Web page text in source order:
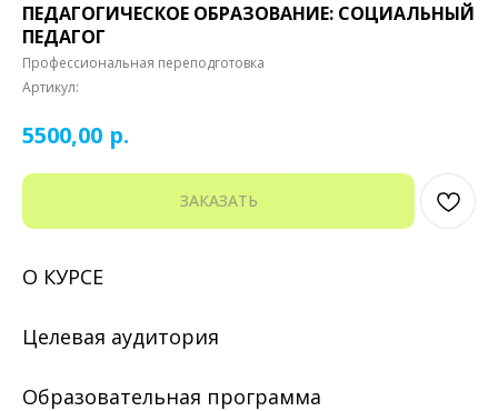
ПЕДАГОГИЧЕСКОЕ ОБРАЗОВАНИЕ: СОЦИАЛЬНЫЙ
ПЕДАГОГ
Профессиональная переподготовка
Артикул:
5500,00 р.
ЗАКАЗАТЬ
О КУРСЕ
Целевая аудитория
Образовательная программа